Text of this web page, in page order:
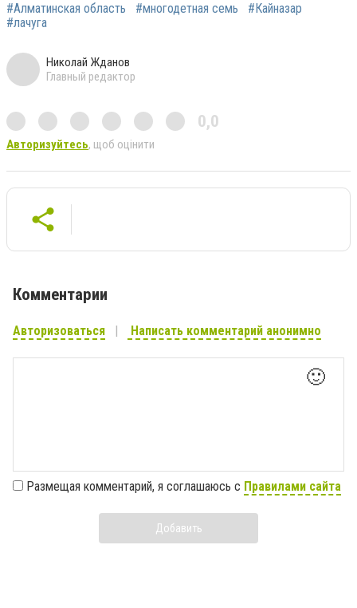
#Алматинская область #многодетная семь
#Кайназар
#лачуга
Николай Жданов
Главный редактор
0,0
Авторизуйтесь, щоб оцінити
Комментарии
Авторизоваться Написать комментарий анонимно
🙂
Размещая комментарий, я соглашаюсь с Правилами сайта
Добавить